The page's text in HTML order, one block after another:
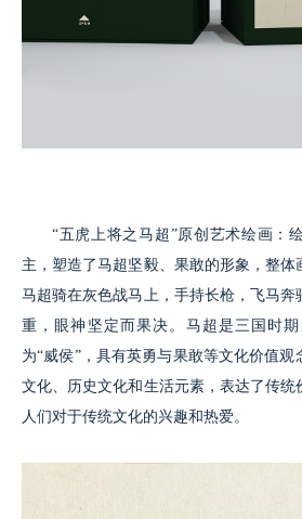
“五虎上将之马超”原创艺术绘画：
主，塑造了马超坚毅、果敢的形象，整体
马超骑在灰色战马上，手持长枪，飞马
重，眼神坚定而果决。马超是三国时
为“威侯”，具有英勇与果敢等文化价值
文化、历史文化和生活元素，表达了传
人们对于传统文化的兴趣和热爱。